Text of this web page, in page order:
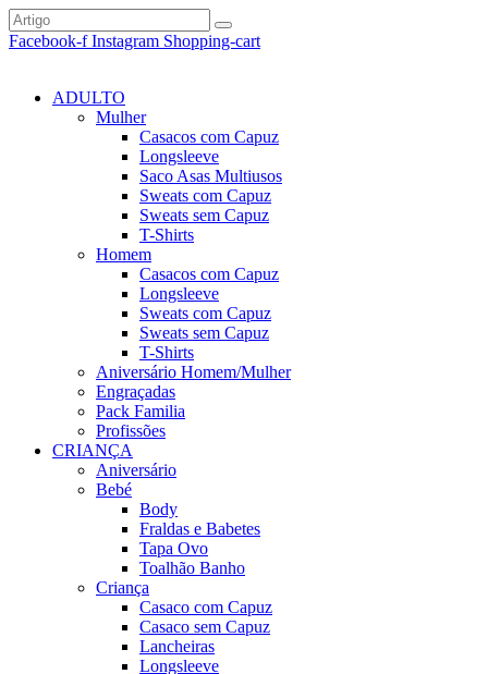
Facebook-f Instagram Shopping-cart
ADULTO
Mulher
Casacos com Capuz
Longsleeve
Saco Asas Multiusos
Sweats com Capuz
Sweats sem Capuz
T-Shirts
Homem
Casacos com Capuz
Longsleeve
Sweats com Capuz
Sweats sem Capuz
T-Shirts
Aniversário Homem/Mulher
Engraçadas
Pack Familia
Profissões
CRIANÇA
Aniversário
Bebé
Body
Fraldas e Babetes
Tapa Ovo
Toalhão Banho
Criança
Casaco com Capuz
Casaco sem Capuz
Lancheiras
Longsleeve